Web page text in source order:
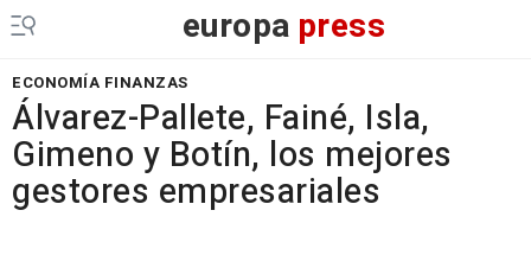
europa press
ECONOMÍA FINANZAS
Álvarez-Pallete, Fainé, Isla,
Gimeno y Botín, los mejores
gestores empresariales